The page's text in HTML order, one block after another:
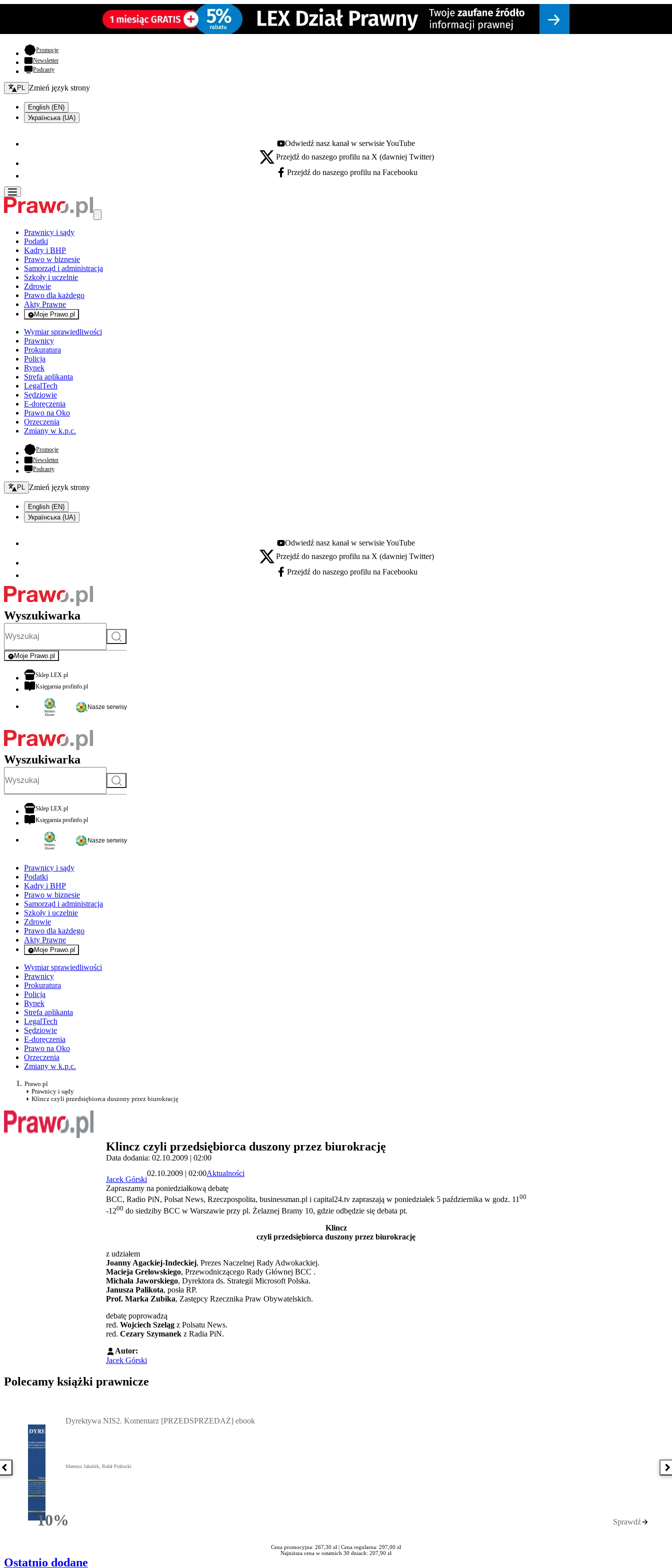
Promocje- otwiera się w nowej karcie
Newsletter
Podcasty
Zmień język - bieżący:
PL Zmień język strony
English (EN)
Українська (UA)
Youtube - otwiera się w nowej karcie
Odwiedź nasz kanał w serwisie YouTube
X - otwiera się w nowej karcie
Przejdź do naszego profilu na X (dawniej Twitter)
Facebook - otwiera się w nowej karcie
Przejdź do naszego profilu na Facebooku
Prawnicy i sądy
Podatki
Kadry i BHP
Prawo w biznesie
Samorząd i administracja
Szkoły i uczelnie
Zdrowie
Prawo dla każdego
Akty Prawne
Moje Prawo.pl
- rejestracja i logowanie do serwisu
Wymiar sprawiedliwości
Prawnicy
Prokuratura
Policja
Rynek
Strefa aplikanta
LegalTech
Sędziowie
E-doręczenia
Prawo na Oko
Orzeczenia
Zmiany w k.p.c.
Promocje- otwiera się w nowej karcie
Newsletter
Podcasty
Zmień język - bieżący:
PL Zmień język strony
English (EN)
Українська (UA)
Youtube - otwiera się w nowej karcie
Odwiedź nasz kanał w serwisie YouTube
X - otwiera się w nowej karcie
Przejdź do naszego profilu na X (dawniej Twitter)
Facebook - otwiera się w nowej karcie
Przejdź do naszego profilu na Facebooku
Wyszukiwarka
Szukaj
Moje Prawo.pl
- rejestracja i logowanie do serwisu
Sklep LEX.plotwiera się w nowej karcie
Księgarnia profinfo.plotwiera się w nowej karcie
Nasze serwisy
Wyszukiwarka
Szukaj
Sklep LEX.plotwiera się w nowej karcie
Księgarnia profinfo.plotwiera się w nowej karcie
Nasze serwisy
Prawnicy i sądy
Podatki
Kadry i BHP
Prawo w biznesie
Samorząd i administracja
Szkoły i uczelnie
Zdrowie
Prawo dla każdego
Akty Prawne
Moje Prawo.pl
- rejestracja i logowanie do serwisu
Wymiar sprawiedliwości
Prawnicy
Prokuratura
Policja
Rynek
Strefa aplikanta
LegalTech
Sędziowie
E-doręczenia
Prawo na Oko
Orzeczenia
Zmiany w k.p.c.
Prawo.pl
Prawnicy i sądy
Klincz czyli przedsiębiorca duszony przez biurokrację
Klincz czyli przedsiębiorca duszony przez biurokrację
Data dodania: 02.10.2009 | 02:00
Jacek Górski
02.10.2009 | 02:00Aktualności
Zapraszamy na poniedziałkową debatę
BCC, Radio PiN, Polsat News, Rzeczpospolita, businessman.pl i capital24.tv zapraszają w poniedziałek 5 października w godz. 1100
-1200 do siedziby BCC w Warszawie przy pl. Żelaznej Bramy 10, gdzie odbędzie się debata pt.
Klincz
czyli przedsiębiorca duszony przez biurokrację
z udziałem
Joanny Agackiej-Indeckiej, Prezes Naczelnej Rady Adwokackiej.
Macieja Grelowskiego, Przewodniczącego Rady Głównej BCC .
Michała Jaworskiego, Dyrektora ds. Strategii Microsoft Polska.
Janusza Palikota, posła RP.
Prof. Marka Zubika, Zastępcy Rzecznika Praw Obywatelskich.
debatę poprowadzą
red. Wojciech Szeląg z Polsatu News.
red. Cezary Szymanek z Radia PiN.
Autor:
Jacek Górski
Polecamy książki prawnicze
Poprzednia książka
10%Rabatu
Dyrektywa NIS2. Komentarz [PRZEDSPRZEDAŻ] ebook
Mateusz Jakubik, Rafał Prabucki
Sprawdź
Cena promocyjna: 267,30 zł | Cena regularna: 297,00 zł
Najniższa cena w ostatnich 30 dniach: 207,90 zł
Ostatnio dodane